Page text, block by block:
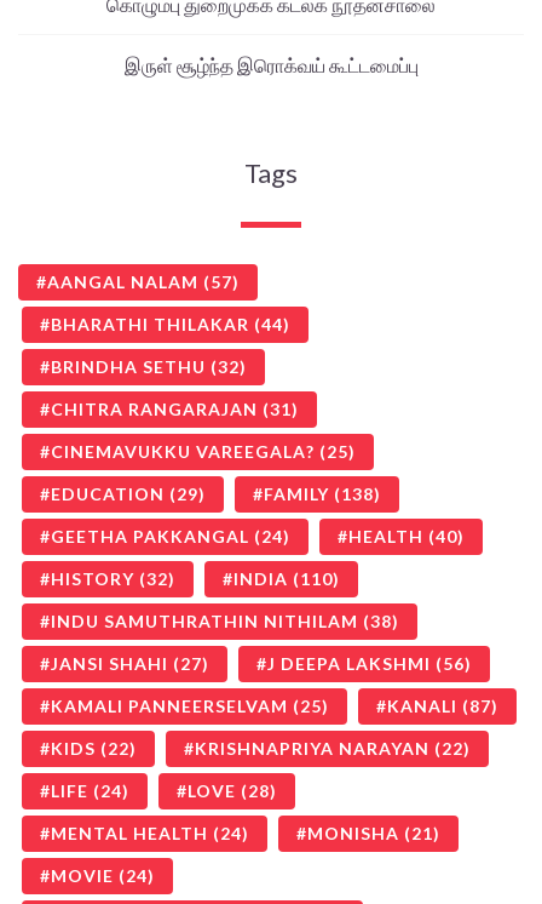
இருள் சூழ்ந்த இரொக்வய் கூட்டமைப்பு
Tags
AANGAL NALAM (57)
BHARATHI THILAKAR (44)
BRINDHA SETHU (32)
CHITRA RANGARAJAN (31)
CINEMAVUKKU VAREEGALA? (25)
EDUCATION (29) FAMILY (138)
GEETHA PAKKANGAL (24) HEALTH (40)
HISTORY (32) INDIA (110)
INDU SAMUTHRATHIN NITHILAM (38)
JANSI SHAHI (27) J DEEPA LAKSHMI (56)
KAMALI PANNEERSELVAM (25) KANALI (87)
KIDS (22) KRISHNAPRIYA NARAYAN (22)
LIFE (24) LOVE (28)
MENTAL HEALTH (24) MONISHA (21)
MOVIE (24)